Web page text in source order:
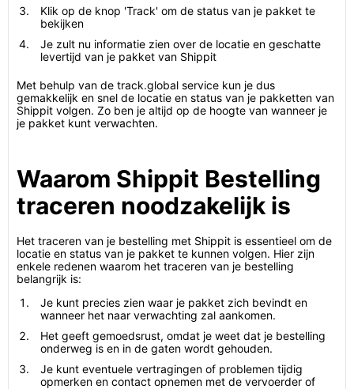
Klik op de knop 'Track' om de status van je pakket te
bekijken
Je zult nu informatie zien over de locatie en geschatte
levertijd van je pakket van Shippit
Met behulp van de track.global service kun je dus
gemakkelijk en snel de locatie en status van je pakketten van
Shippit volgen. Zo ben je altijd op de hoogte van wanneer je
je pakket kunt verwachten.
Waarom Shippit Bestelling
traceren noodzakelijk is
Het traceren van je bestelling met Shippit is essentieel om de
locatie en status van je pakket te kunnen volgen. Hier zijn
enkele redenen waarom het traceren van je bestelling
belangrijk is:
Je kunt precies zien waar je pakket zich bevindt en
wanneer het naar verwachting zal aankomen.
Het geeft gemoedsrust, omdat je weet dat je bestelling
onderweg is en in de gaten wordt gehouden.
Je kunt eventuele vertragingen of problemen tijdig
opmerken en contact opnemen met de vervoerder of